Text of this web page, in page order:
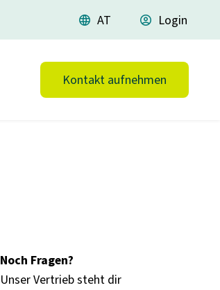
language AT account_circle Login
Kontakt aufnehmen
Noch Fragen?
Unser Vertrieb steht dir